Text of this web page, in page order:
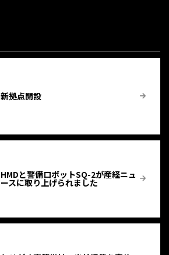
新拠点開設
HMDと警備ロボットSQ-2が産経ニュ
ースに取り上げられました